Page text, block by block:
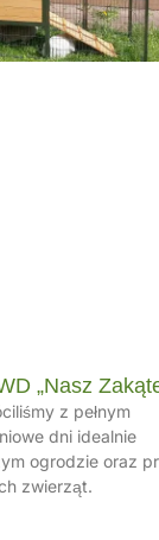
„Nasz
z pełnym
dni idealnie
ogrodzie oraz
zwierząt.